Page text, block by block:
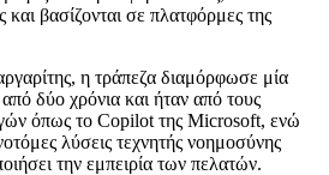
και βασίζονται σε πλατφόρμες της
η τράπεζα διαμόρφωσε μία
δύο χρόνια και ήταν από τους
όπως το Copilot της Microsoft, ενώ
λύσεις τεχνητής νοημοσύνης
την εμπειρία των πελατών.